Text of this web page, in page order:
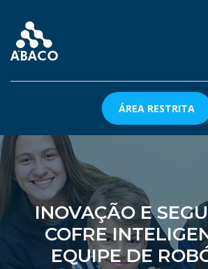
ÁREA RESTRITA
INOVAÇÃO E
COFRE
EQUIPE DE